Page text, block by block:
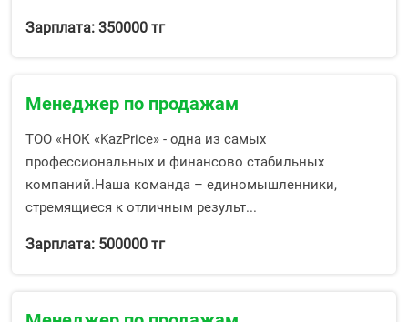
Зарплата: 350000 тг
Менеджер по продажам
ТОО «НОК «KazPrice» - одна из самых
профессиональных и финансово стабильных
компаний.Наша команда – единомышленники,
стремящиеся к отличным результ...
Зарплата: 500000 тг